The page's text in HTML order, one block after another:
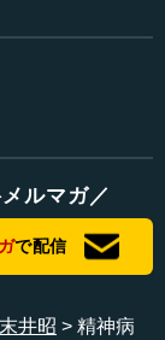
。とは言って
活をしていま
ィング、とい
ーティングを
と、すぐに言
ングの時に本
えているわけ
問題提起をし
ルマガ／
で配信
末井昭
精神病